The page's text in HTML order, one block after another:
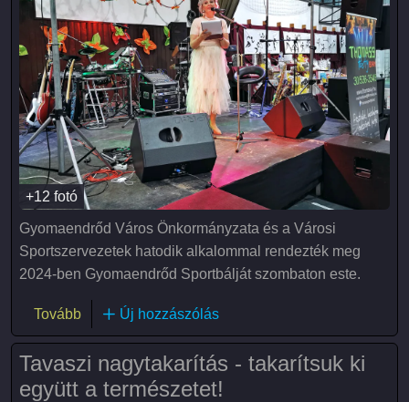
+12 fotó
Gyomaendrőd Város Önkormányzata és a Városi
Sportszervezetek hatodik alkalommal rendezték meg
2024-ben Gyomaendrőd Sportbálját szombaton este.
Tovább(VI. Gyomaendrődi Sportbál)
Új hozzászólás
Tavaszi nagytakarítás - takarítsuk ki
együtt a természetet!